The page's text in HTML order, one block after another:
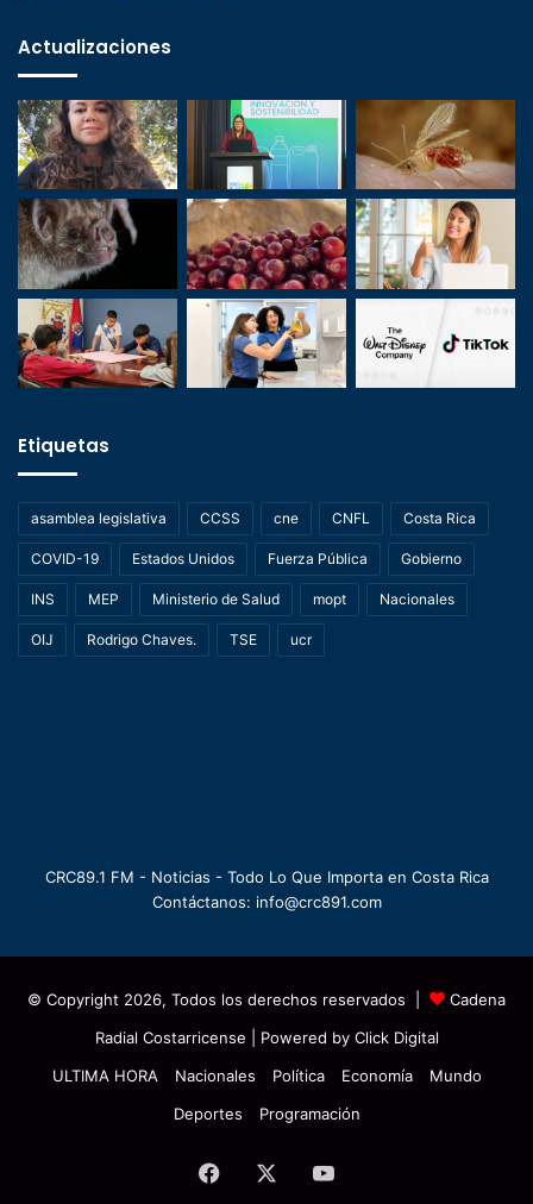
Actualizaciones
Etiquetas
asamblea legislativa CCSS cne CNFL Costa Rica
COVID-19 Estados Unidos Fuerza Pública Gobierno
INS MEP Ministerio de Salud mopt Nacionales
OIJ Rodrigo Chaves. TSE ucr
CRC89.1 FM - Noticias - Todo Lo Que Importa en Costa Rica
Contáctanos: info@crc891.com
© Copyright 2026, Todos los derechos reservados |
Cadena
Radial Costarricense | Powered by Click Digital
ULTIMA HORA
Nacionales Política Economía
Mundo
Deportes
Programación
Facebook